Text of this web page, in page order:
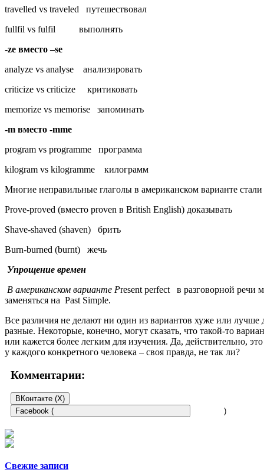
travelled vs traveled путешествовал
fullfil vs fulfil выполнять
-ze вместо–se
analyze vs analyse анализировать
criticize vs criticize критиковать
memorize vs memorise запоминать
-m вместо -mme
program vs programme программа
kilogram vs kilogramme килограмм
Многие неправильные глаголы в американском варианте
Prove-proved (вместо proven в British English) доказывать
Shave-shaved (shaven) брить
Burn-burned (burnt) жечь
Упрощение времен
В американском варианте Present perfect в разговорной речи
заменяться на Past Simple.
Все различия не делают ни один из вариантов хуже или лучше
разные. Некоторые, конечно, могут сказать, что такой-то
или кажется более легким для изучения. Да, действительно,
у каждого конкретного человека – своя правда, не так ли?
Комментарии:
ВКонтакте (X)
Facebook (
)
Свежие записи